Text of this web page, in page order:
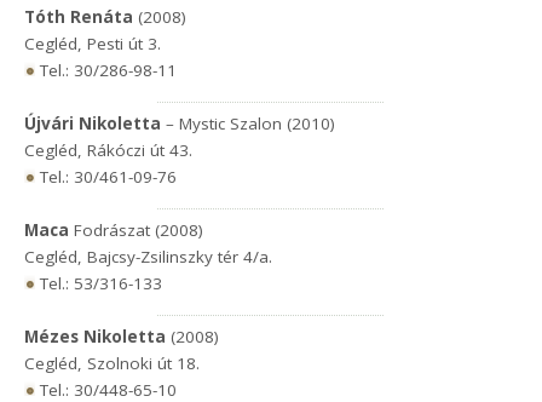
Tóth Renáta (2008)
Cegléd, Pesti út 3.
Tel.: 30/286-98-11
Újvári Nikoletta – Mystic Szalon (2010)
Cegléd, Rákóczi út 43.
Tel.: 30/461-09-76
Maca Fodrászat (2008)
Cegléd, Bajcsy-Zsilinszky tér 4/a.
Tel.: 53/316-133
Mézes Nikoletta (2008)
Cegléd, Szolnoki út 18.
Tel.: 30/448-65-10